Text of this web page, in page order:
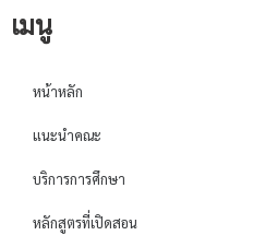
เมนู
หน้าหลัก
แนะนำคณะ
บริการการศึกษา
หลักสูตรที่เปิดสอน